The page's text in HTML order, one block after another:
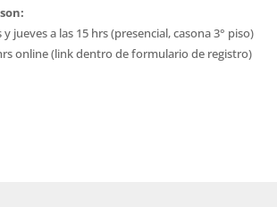
jueves a las 15 hrs (presencial, casona 3° piso)
online (link dentro de formulario de registro)